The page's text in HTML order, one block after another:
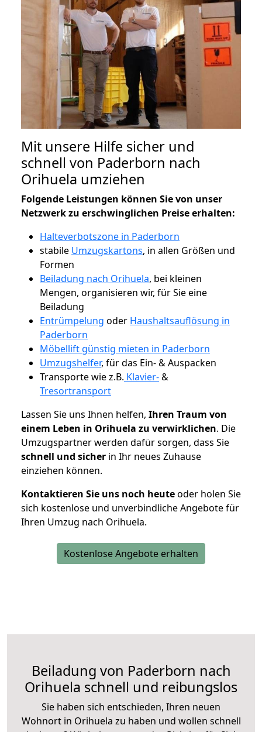
Mit unsere Hilfe sicher und
schnell von Paderborn nach
Orihuela umziehen
Folgende Leistungen können Sie von unser
Netzwerk zu erschwinglichen Preise erhalten:
Halteverbotszone in Paderborn
stabile Umzugskartons, in allen Größen und
Formen
Beiladung nach Orihuela, bei kleinen
Mengen, organisieren wir, für Sie eine
Beiladung
Entrümpelung oder Haushaltsauflösung in
Paderborn
Möbellift günstig mieten in Paderborn
Umzugshelfer, für das Ein- & Auspacken
Transporte wie z.B. Klavier-&
Tresortransport
Lassen Sie uns Ihnen helfen, Ihren Traum von
einem Leben in Orihuela zu verwirklichen. Die
Umzugspartner werden dafür sorgen, dass Sie
schnell und sicher in Ihr neues Zuhause
einziehen können.
Kontaktieren Sie uns noch heuteoder holen Sie
sich kostenlose und unverbindliche Angebote für
Ihren Umzug nach Orihuela.
Kostenlose Angebote erhalten
Beiladung von Paderborn nach
Orihuela schnell und reibungslos
Sie haben sich entschieden, Ihren neuen
Wohnort in Orihuela zu haben und wollen schnell